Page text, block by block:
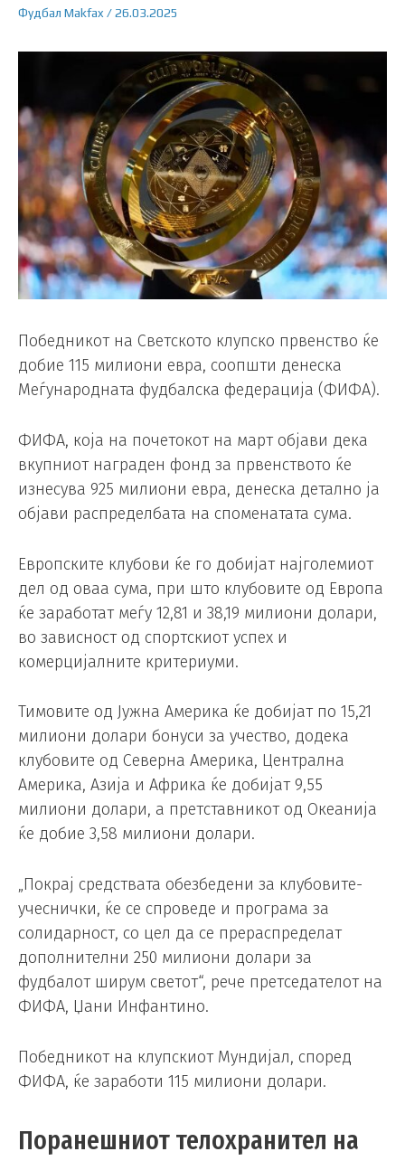
Фудбал Makfax /26.03.2025
Победникот на Светското клупско првенство ќе
добие 115 милиони евра, соопшти денеска
Меѓународната фудбалска федерација (ФИФА).
ФИФА, која на почетокот на март објави дека
вкупниот награден фонд за првенството ќе
изнесува 925 милиони евра, денеска детално ја
објави распределбата на споменатата сума.
Европските клубови ќе го добијат најголемиот
дел од оваа сума, при што клубовите од Европа
ќе заработат меѓу 12,81 и 38,19 милиони долари,
во зависност од спортскиот успех и
комерцијалните критериуми.
Тимовите од Јужна Америка ќе добијат по 15,21
милиони долари бонуси за учество, додека
клубовите од Северна Америка, Централна
Америка, Азија и Африка ќе добијат 9,55
милиони долари, а претставникот од Океанија
ќе добие 3,58 милиони долари.
„Покрај средствата обезбедени за клубовите-
учеснички, ќе се спроведе и програма за
солидарност, со цел да се прераспределат
дополнителни 250 милиони долари за
фудбалот ширум светот“, рече претседателот на
ФИФА, Џани Инфантино.
Победникот на клупскиот Мундијал, според
ФИФА, ќе заработи 115 милиони долари.
Поранешниот телохранител на